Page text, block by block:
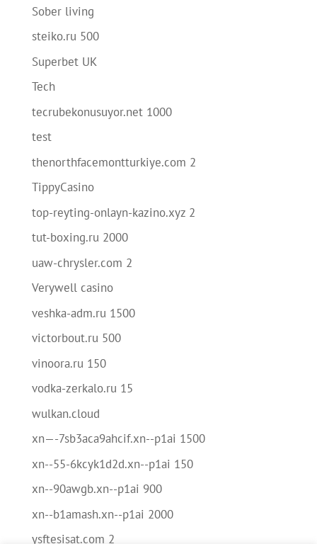
Sober living
steiko.ru 500
Superbet UK
Tech
tecrubekonusuyor.net 1000
test
thenorthfacemontturkiye.com 2
TippyCasino
top-reyting-onlayn-kazino.xyz 2
tut-boxing.ru 2000
uaw-chrysler.com 2
Verywell casino
veshka-adm.ru 1500
victorbout.ru 500
vinoora.ru 150
vodka-zerkalo.ru 15
wulkan.cloud
xn—-7sb3aca9ahcif.xn--p1ai 1500
xn--55-6kcyk1d2d.xn--p1ai 150
xn--90awgb.xn--p1ai 900
xn--b1amash.xn--p1ai 2000
ysftesisat.com 2